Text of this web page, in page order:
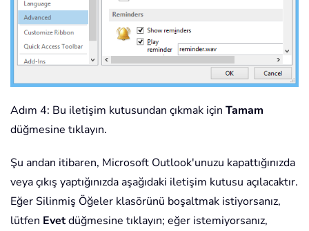
Adım 4: Bu iletişim kutusundan çıkmak için Tamam
düğmesine tıklayın.
Şu andan itibaren, Microsoft Outlook'unuzu kapattığınızda
veya çıkış yaptığınızda aşağıdaki iletişim kutusu açılacaktır.
Eğer Silinmiş Öğeler klasörünü boşaltmak istiyorsanız,
lütfen Evetdüğmesine tıklayın; eğer istemiyorsanız,